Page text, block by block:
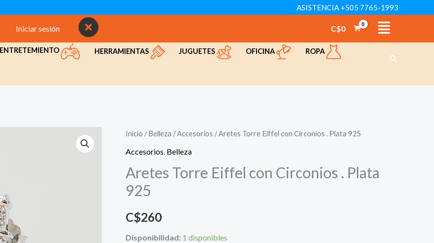
ASISTENCIA +505 7765-1993
Iniciar sesión C$0
ENTRETEMIENTO HERRAMIENTAS JUGUETES OFICINA ROPA
Buscar
Inicio /Belleza /Accesorios / Aretes Torre Eiffel con Circonios . Plata 925
Accesorios Belleza
Aretes Torre Eiffel con Circonios . Plata
925
C$260
Disponibilidad: 1 disponibles
Torre
Eiffel
Circonios